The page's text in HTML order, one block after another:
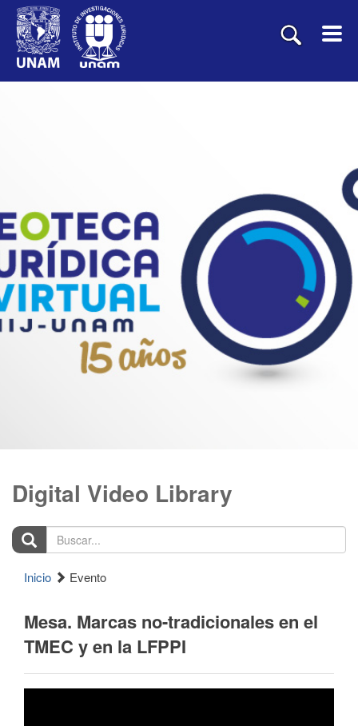
Digital Video Library
Buscar...
Inicio Evento
Mesa. Marcas no-tradicionales en el
TMEC y en la LFPPI